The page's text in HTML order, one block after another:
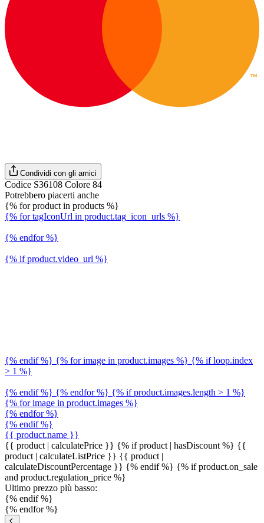
Condividi con gli amici
Codice S36108 Colore 84
Potrebbero piacerti anche
{% for product in products %}
{% for tagIconUrl in product.tag_icon_urls %}
{% endfor %}
{% if product.video_url %}
{% endif %} {% for image in product.images %} {% if loop.index
> 1 %}
{% endif %} {% endfor %} {% if product.images.length > 1 %}
{% for image in product.images %}
{% endfor %}
{% endif %}
{{ product.name }}
{{ product | calculatePrice }} {% if product | hasDiscount %} {{
product | calculateListPrice }} {{ product |
calculateDiscountPercentage }} {% endif %} {% if product.on_sale
and product.regulation_price %}
Ultimo prezzo più basso:
{% endif %}
{% endfor %}